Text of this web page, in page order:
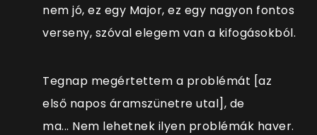
nem jó, ez egy Major, ez egy nagyon fontos
verseny, szóval elegem van a kifogásokból.
Tegnap megértettem a problémát [az
első napos áramszünetre utal], de
ma... Nem lehetnek ilyen problémák haver.